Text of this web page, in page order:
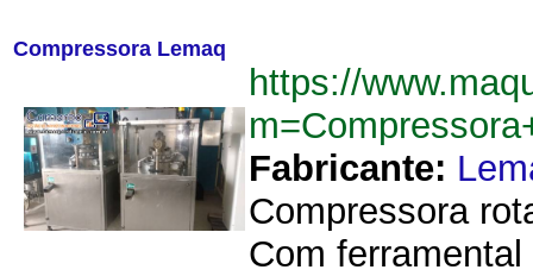
Compressora Lemaq
https://
Fabricante:
Compressora
Com